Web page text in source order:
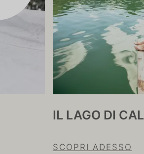
IL LAGO DI
SCOPRI ADESSO